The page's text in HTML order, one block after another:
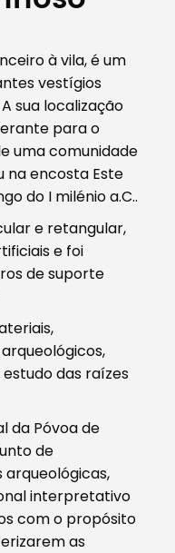
à vila, é um
vestígios
sua localização
para o
uma comunidade
na encosta Este
do I milénio a.C..
e retangular,
e foi
de suporte
das raízes
da Póvoa de
de
interpretativo
com o propósito
as